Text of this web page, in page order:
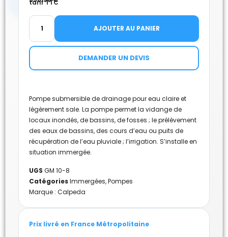
tarif TTC
AJOUTER AU PANIER
DEMANDER UN DEVIS
Pompe submersible de drainage pour eau claire et
légèrement sale. La pompe permet la vidange de
locaux inondés, de bassins, de fosses ; le prélèvement
des eaux de bassins, des cours d’eau ou puits de
récupération de l’eau pluviale ; l’irrigation. S’installe en
situation immergée.
UGS GM 10-8
CatégoriesImmergées,Pompes
Marque : Calpeda
Prix livré en France Métropolitaine